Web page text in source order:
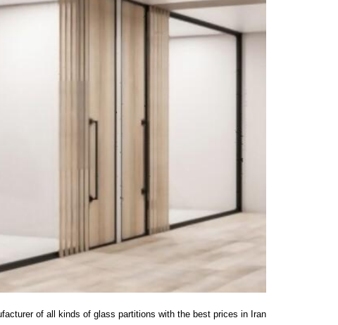
of all kinds of glass partitions with the best prices in Iran